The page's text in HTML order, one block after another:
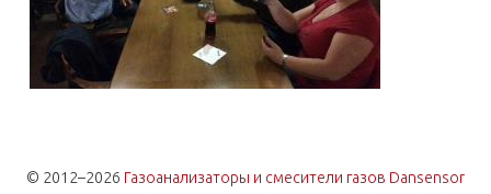
© 2012–2026 Газоанализаторы и смесители газов Dansensor